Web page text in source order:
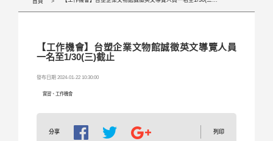
首頁
【工作機會】台塑企業文物館誠徵英文導覽人員
一名至1/30(三)截止
發布日期 2024-01-22 10:30:00
實習、工作機會
分享 列印